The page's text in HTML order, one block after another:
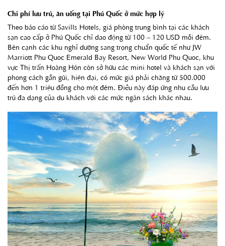
Chi phí lưu trú, ăn uống tại Phú Quốc ở mức hợp lý
Theo báo cáo từ Savills Hotels, giá phòng trung bình tại các khách
sạn cao cấp ở Phú Quốc chỉ dao động từ 100 – 120 USD mỗi đêm.
Bên cạnh các khu nghỉ dưỡng sang trọng chuẩn quốc tế như JW
Marriott Phu Quoc Emerald Bay Resort, New World Phu Quoc, khu
vực Thị trấn Hoàng Hôn còn sở hữu các mini hotel và khách sạn với
phong cách gần gũi, hiện đại, có mức giá phải chăng từ 500.000
đến hơn 1 triệu đồng cho một đêm. Điều này đáp ứng nhu cầu lưu
trú đa dạng của du khách với các mức ngân sách khác nhau.